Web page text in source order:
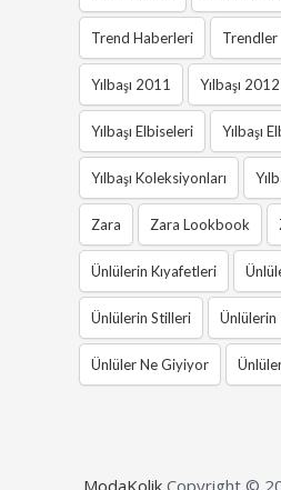
Trend Haberleri Trendler
Yılbaşı 2011 Yılbaşı 2012
Yılbaşı Elbiseleri Yılbaşı
Yılbaşı Koleksiyonları
Zara Zara Lookbook
Ünlülerin Kıyafetleri
Ünlülerin Stilleri Ünlülerin
Ünlüler Ne Giyiyor
ModaKolik Copyright ©